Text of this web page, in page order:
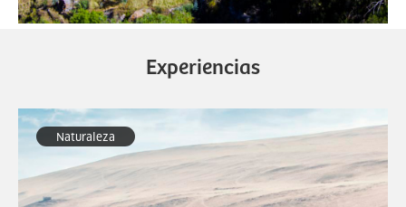
Experiencias
Naturaleza